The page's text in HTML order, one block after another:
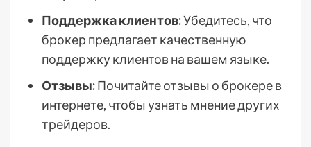
Поддержка клиентов:Убедитесь, что
брокер предлагает качественную
поддержку клиентов на вашем языке.
Отзывы:Почитайте отзывы о брокере в
интернете, чтобы узнать мнение других
трейдеров.